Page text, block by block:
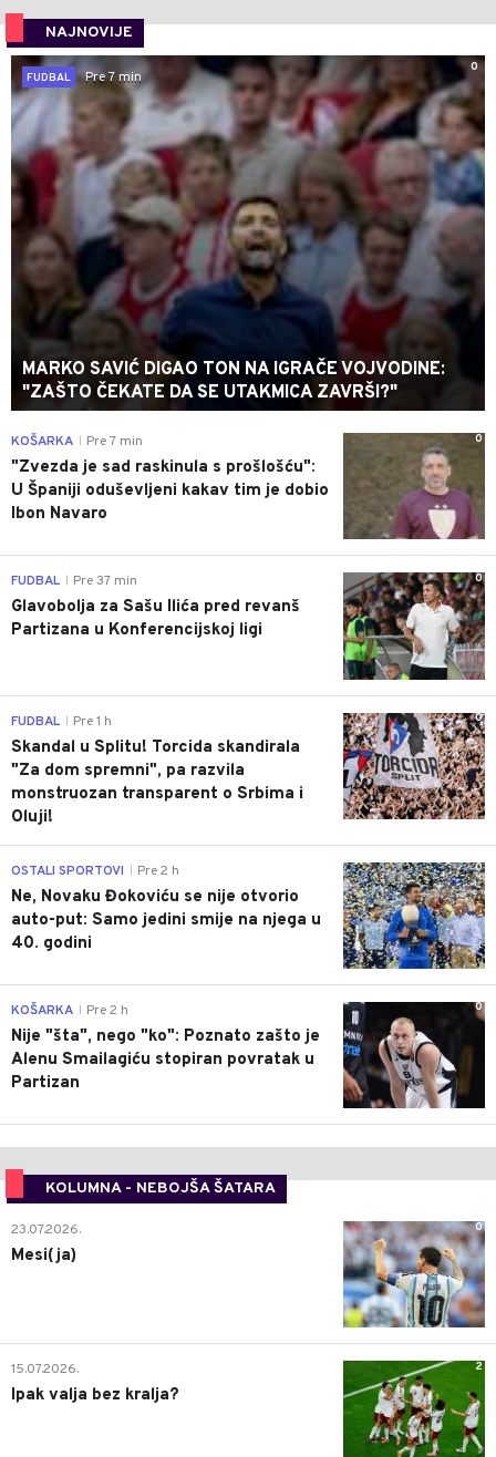
NAJNOVIJE
0
FUDBAL
Pre 7 min
MARKO SAVIĆ DIGAO TON NA IGRAČE VOJVODINE:
"ZAŠTO ČEKATE DA SE UTAKMICA ZAVRŠI?"
0
KOŠARKA Pre 7 min
"Zvezda je sad raskinula s prošlošću":
U Španiji oduševljeni kakav tim je dobio
Ibon Navaro
0
FUDBAL Pre 37 min
Glavobolja za Sašu Ilića pred revanš
Partizana u Konferencijskoj ligi
0
FUDBAL Pre 1 h
Skandal u Splitu! Torcida skandirala
"Za dom spremni", pa razvila
monstruozan transparent o Srbima i
Oluji!
0
OSTALI SPORTOVI Pre 2 h
Ne, Novaku Đokoviću se nije otvorio
auto-put: Samo jedini smije na njega u
40. godini
0
KOŠARKA Pre 2 h
Nije "šta", nego "ko": Poznato zašto je
Alenu Smailagiću stopiran povratak u
Partizan
KOLUMNA - NEBOJŠA ŠATARA
0
23.07.2026.
Mesi(ja)
2
15.07.2026.
Ipak valja bez kralja?